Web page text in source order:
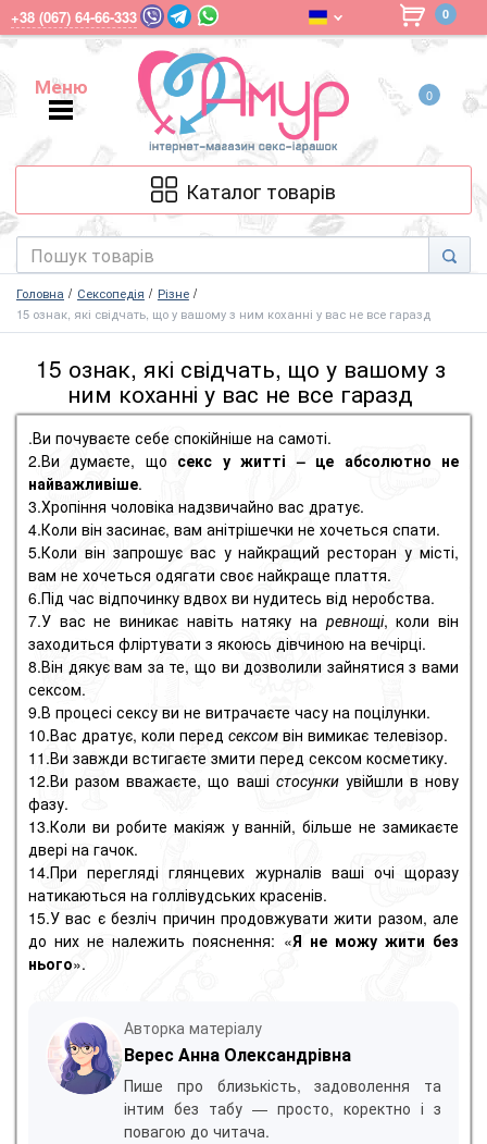
+38 (067) 64-66-333 0
Меню
Меню
0
Каталог товарів
Головна Сексопедія
Різне
15 ознак, які свідчать, що у вашому з ним коханні у вас не все гаразд
15 ознак, які свідчать, що у вашому з
ним коханні у вас не все гаразд
.Ви почуваєте себе спокійніше на самоті.
2.Ви думаєте, що секс у житті – це абсолютно не
найважливіше.
3.Хропіння чоловіка надзвичайно вас дратує.
4.Коли він засинає, вам анітрішечки не хочеться спати.
5.Коли він запрошує вас у найкращий ресторан у місті,
вам не хочеться одягати своє найкраще плаття.
6.Під час відпочинку вдвох ви нудитесь від неробства.
7.У вас не виникає навіть натяку на ревнощі, коли він
заходиться фліртувати з якоюсь дівчиною на вечірці.
8.Він дякує вам за те, що ви дозволили зайнятися з вами
сексом.
9.В процесі сексу ви не витрачаєте часу на поцілунки.
10.Вас дратує, коли перед сексом він вимикає телевізор.
11.Ви завжди встигаєте змити перед сексом косметику.
12.Ви разом вважаєте, що ваші стосункиувійшли в нову
фазу.
13.Коли ви робите макіяж у ванній, більше не замикаєте
двері на гачок.
14.При перегляді глянцевих журналів ваші очі щоразу
натикаються на голлівудських красенів.
15.У вас є безліч причин продовжувати жити разом, але
до них не належить пояснення: «Я не можу жити без
нього».
Авторка матеріалу
Верес Анна Олександрівна
Пише про близькість, задоволення та
інтим без табу — просто, коректно і з
повагою до читача.